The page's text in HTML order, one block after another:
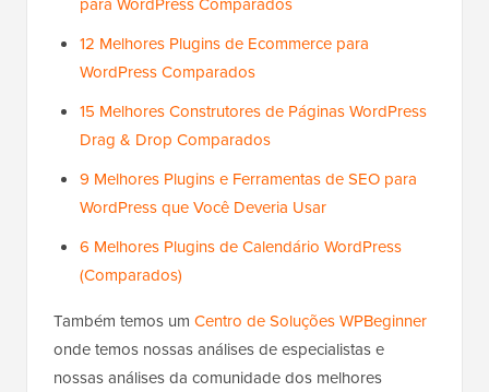
12 Melhores Plugins de Ecommerce para
WordPress Comparados
15 Melhores Construtores de Páginas WordPress
Drag & Drop Comparados
9 Melhores Plugins e Ferramentas de SEO para
WordPress que Você Deveria Usar
6 Melhores Plugins de Calendário WordPress
(Comparados)
Também temos um Centro de Soluções WPBeginner
onde temos nossas análises de especialistas e
nossas análises da comunidade dos melhores